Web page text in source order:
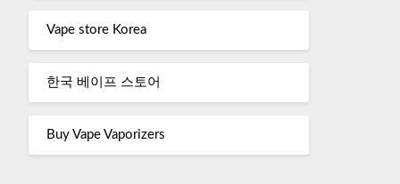
Vape store Korea
한국 베이프 스토어
Buy Vape Vaporizers